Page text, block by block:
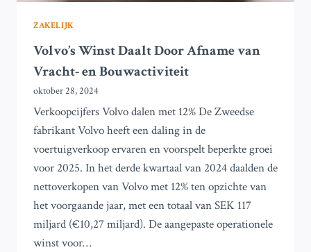
ZAKELIJK
Volvo’s Winst Daalt Door Afname van
Vracht- en Bouwactiviteit
oktober 28, 2024
Verkoopcijfers Volvo dalen met 12% De Zweedse
fabrikant Volvo heeft een daling in de
voertuigverkoop ervaren en voorspelt beperkte groei
voor 2025. In het derde kwartaal van 2024 daalden de
nettoverkopen van Volvo met 12% ten opzichte van
het voorgaande jaar, met een totaal van SEK 117
miljard (€10,27 miljard). De aangepaste operationele
winst voor…